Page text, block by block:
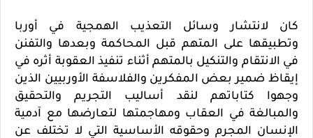
كان لانتشار وسائل التعذيب الهمجية في أوربا
وتطبيقها على المتهم قبل المحاكمة وبعدها والتفنن
في الانتقام والتنكيل بالمتهم أثناء تنفيذ العقوبة أثره في
إيقاظ ضمير بعض المفكرين والفلاسفة الأوربيين الذين
وجهوا كتاباتهم لنقد أساليب التجريم والتحقيق
والمبالغة في العقاب ومهاجمتها لتعارضها مع آدمية
الإنسان المجرم وحقوقه الأساسية التي لا تختلف عن